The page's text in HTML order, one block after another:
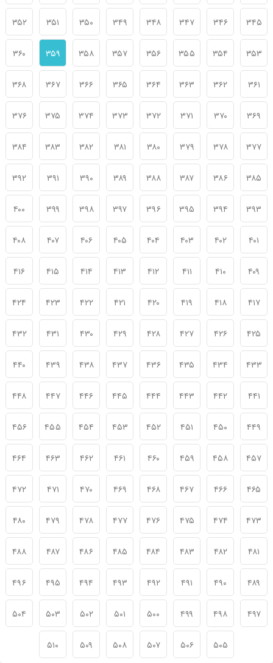
۳۴۵ ۳۴۶ ۳۴۷ ۳۴۸ ۳۴۹ ۳۵۰ ۳۵۱ ۳۵۲
۳۵۳ ۳۵۴ ۳۵۵ ۳۵۶ ۳۵۷ ۳۵۸ ۳۵۹ ۳۶۰
۳۶۱ ۳۶۲ ۳۶۳ ۳۶۴ ۳۶۵ ۳۶۶ ۳۶۷ ۳۶۸
۳۶۹ ۳۷۰ ۳۷۱ ۳۷۲ ۳۷۳ ۳۷۴ ۳۷۵ ۳۷۶
۳۷۷ ۳۷۸ ۳۷۹ ۳۸۰ ۳۸۱ ۳۸۲ ۳۸۳ ۳۸۴
۳۸۵ ۳۸۶ ۳۸۷ ۳۸۸ ۳۸۹ ۳۹۰ ۳۹۱ ۳۹۲
۳۹۳ ۳۹۴ ۳۹۵ ۳۹۶ ۳۹۷ ۳۹۸ ۳۹۹ ۴۰۰
۴۰۱ ۴۰۲ ۴۰۳ ۴۰۴ ۴۰۵ ۴۰۶ ۴۰۷ ۴۰۸
۴۰۹ ۴۱۰ ۴۱۱ ۴۱۲ ۴۱۳ ۴۱۴ ۴۱۵ ۴۱۶
۴۱۷ ۴۱۸ ۴۱۹ ۴۲۰ ۴۲۱ ۴۲۲ ۴۲۳ ۴۲۴
۴۲۵ ۴۲۶ ۴۲۷ ۴۲۸ ۴۲۹ ۴۳۰ ۴۳۱ ۴۳۲
۴۳۳ ۴۳۴ ۴۳۵ ۴۳۶ ۴۳۷ ۴۳۸ ۴۳۹ ۴۴۰
۴۴۱ ۴۴۲ ۴۴۳ ۴۴۴ ۴۴۵ ۴۴۶ ۴۴۷ ۴۴۸
۴۴۹ ۴۵۰ ۴۵۱ ۴۵۲ ۴۵۳ ۴۵۴ ۴۵۵ ۴۵۶
۴۵۷ ۴۵۸ ۴۵۹ ۴۶۰ ۴۶۱ ۴۶۲ ۴۶۳ ۴۶۴
۴۶۵ ۴۶۶ ۴۶۷ ۴۶۸ ۴۶۹ ۴۷۰ ۴۷۱ ۴۷۲
۴۷۳ ۴۷۴ ۴۷۵ ۴۷۶ ۴۷۷ ۴۷۸ ۴۷۹ ۴۸۰
۴۸۱ ۴۸۲ ۴۸۳ ۴۸۴ ۴۸۵ ۴۸۶ ۴۸۷ ۴۸۸
۴۸۹ ۴۹۰ ۴۹۱ ۴۹۲ ۴۹۳ ۴۹۴ ۴۹۵ ۴۹۶
۴۹۷ ۴۹۸ ۴۹۹ ۵۰۰ ۵۰۱ ۵۰۲ ۵۰۳ ۵۰۴
۵۰۵ ۵۰۶ ۵۰۷ ۵۰۸ ۵۰۹ ۵۱۰